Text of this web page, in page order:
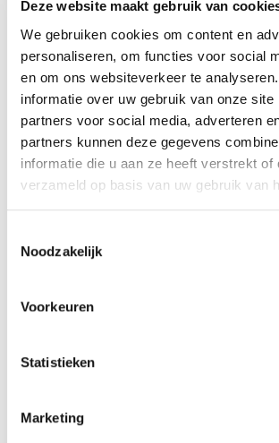
Deze website maakt gebruik van
We gebruiken cookies om content en
personaliseren, om functies voor social
en om ons websiteverkeer te
informatie over uw gebruik van onze site
partners voor social media, adverteren
partners kunnen deze gegevens
informatie die u aan ze heeft verstrekt of
verzameld op basis van uw gebruik van
Noodzakelijk
Voorkeuren
Statistieken
Marketing
Olaf Kerckhaert